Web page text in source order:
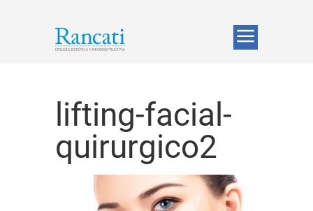
lifting-facial-
quirurgico2